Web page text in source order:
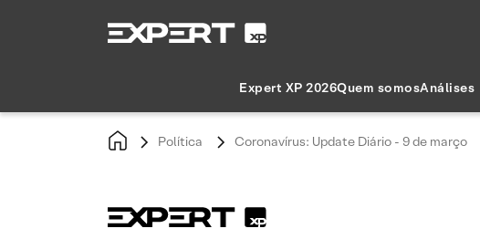
Expert XP 2026Quem somosAnálises
Política Coronavírus: Update Diário - 9 de março